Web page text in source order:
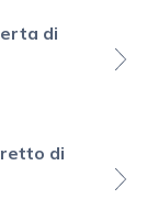
di
di